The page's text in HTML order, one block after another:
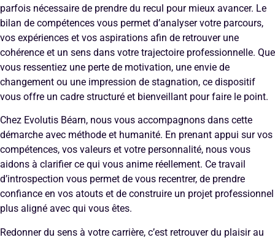
parfois nécessaire de prendre du recul pour mieux avancer. Le
bilan de compétences vous permet d’analyser votre parcours,
vos expériences et vos aspirations afin de retrouver une
cohérence et un sens dans votre trajectoire professionnelle. Que
vous ressentiez une perte de motivation, une envie de
changement ou une impression de stagnation, ce dispositif
vous offre un cadre structuré et bienveillant pour faire le point.
Chez Evolutis Béarn, nous vous accompagnons dans cette
démarche avec méthode et humanité. En prenant appui sur vos
compétences, vos valeurs et votre personnalité, nous vous
aidons à clarifier ce qui vous anime réellement. Ce travail
d’introspection vous permet de vous recentrer, de prendre
confiance en vos atouts et de construire un projet professionnel
plus aligné avec qui vous êtes.
Redonner du sens à votre carrière, c’est retrouver du plaisir au